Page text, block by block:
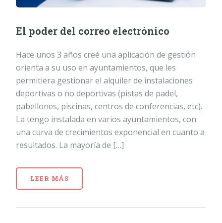
El poder del correo electrónico
Hace unos 3 años creé una aplicación de gestión
orienta a su uso en ayuntamientos, que les
permitiera gestionar el alquiler de instalaciones
deportivas o no deportivas (pistas de padel,
pabellones, piscinas, centros de conferencias, etc).
La tengo instalada en varios ayuntamientos, con
una curva de crecimientos exponencial en cuanto a
resultados. La mayoría de […]
LEER MÁS